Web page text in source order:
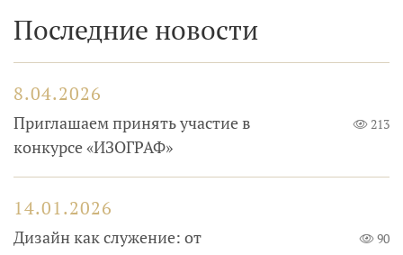
Последние новости
8.04.2026
Приглашаем принять участие в
конкурсе «ИЗОГРАФ»
213
14.01.2026
Дизайн как служение: от
90